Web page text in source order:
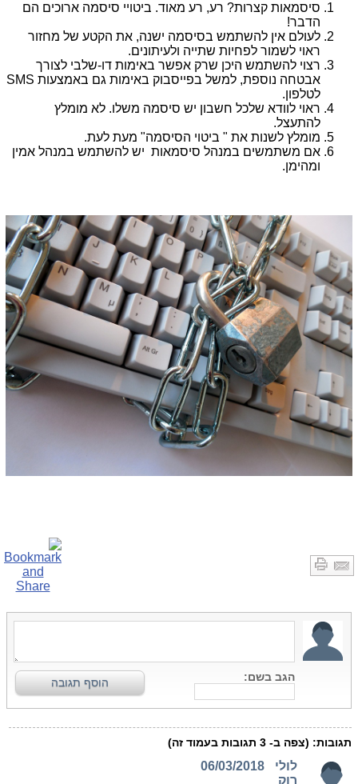
סיסמאות קצרות? רע, רע מאוד. ביטויי סיסמה ארוכים הם
הדבר!
לעולם אין להשתמש בסיסמה ישנה, את הקטע של מחזור
ראוי לשמור לפחיות שתייה ולעיתונים.
רצוי להשתמש היכן שרק אפשר באימות דו-שלבי לצורך
אבטחה נוספת, למשל בפייסבוק באימות גם באמצעות SMS
לטלפון.
ראוי לוודא שלכל חשבון יש סיסמה משלו. לא מומלץ
להתעצל.
מומלץ לשנות את " ביטוי הסיסמה" מעת לעת.
אם משתמשים במנהל סיסמאות יש להשתמש במנהל אמין
ומהימן.